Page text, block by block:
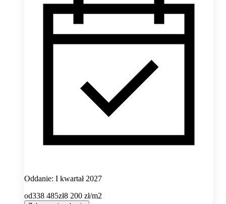
Oddanie: I kwartał 2027
od338 485zł8 200 zł/m2